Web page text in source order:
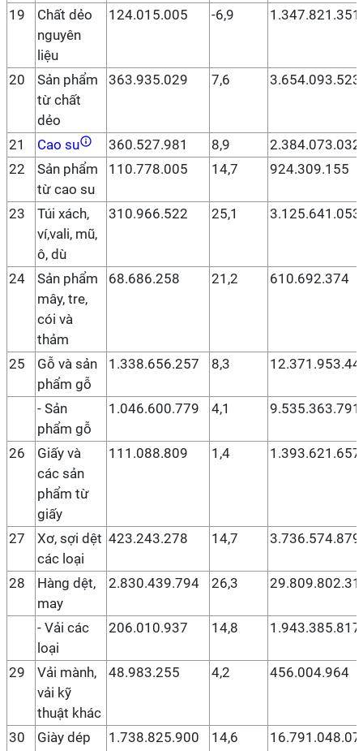
19
Chất dẻo
nguyên
liệu
124.015.005 -6,9 1.347.821.351
20
Sản phẩm
từ chất
dẻo
363.935.029 7,6 3.654.093.523
21 Cao su 360.527.981 8,9
2.384.073.032
22
Sản phẩm
từ cao su
110.778.005 14,7 924.309.155
23
Túi xách,
ví,vali, mũ,
ô, dù
310.966.522 25,1 3.125.641.053
24
Sản phẩm
mây, tre,
cói và
thảm
68.686.258 21,2 610.692.374
25
Gỗ và sản
phẩm gỗ
1.338.656.257 8,3
- Sản
phẩm gỗ
1.046.600.779 4,1 9.535.363.791
26
Giấy và
các sản
phẩm từ
giấy
111.088.809 1,4 1.393.621.657
27
Xơ, sợi dệt
các loại
423.243.278 14,7 3.736.574.879
28
Hàng dệt,
may
2.830.439.794 26,3
- Vải các
loại
206.010.937 14,8 1.943.385.817
29
Vải mành,
vải kỹ
thuật khác
48.983.255 4,2 456.004.964
30
Giày dép
1.738.825.900 14,6